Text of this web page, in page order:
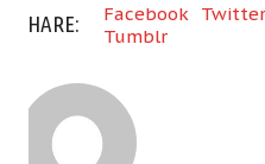
SHARE: Facebook
Tumblr